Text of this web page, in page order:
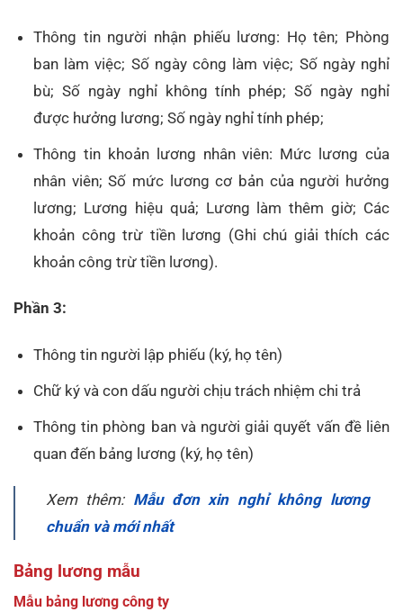
Thông tin người nhận phiếu lương: Họ tên; Phòng
ban làm việc; Số ngày công làm việc; Số ngày nghỉ
bù; Số ngày nghỉ không tính phép; Số ngày nghỉ
được hưởng lương; Số ngày nghỉ tính phép;
Thông tin khoản lương nhân viên: Mức lương của
nhân viên; Số mức lương cơ bản của người hưởng
lương; Lương hiệu quả; Lương làm thêm giờ; Các
khoản công trừ tiền lương (Ghi chú giải thích các
khoản công trừ tiền lương).
Phần 3:
Thông tin người lập phiếu (ký, họ tên)
Chữ ký và con dấu người chịu trách nhiệm chi trả
Thông tin phòng ban và người giải quyết vấn đề liên
quan đến bảng lương (ký, họ tên)
Xem thêm: Mẫu đơn xin nghỉ không lương
chuẩn và mới nhất
Bảng lương mẫu
Mẫu bảng lương công ty